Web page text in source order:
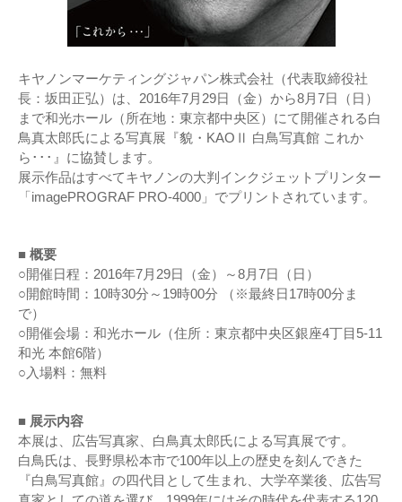
キヤノンマーケティングジャパン株式会社（代表取締役社
長：坂田正弘）は、2016年7月29日（金）から8月7日（日）
まで和光ホール（所在地：東京都中央区）にて開催される白
鳥真太郎氏による写真展『貌・KAOⅡ 白鳥写真館 これか
ら･･･』に協賛します。
展示作品はすべてキヤノンの大判インクジェットプリンター
「imagePROGRAF PRO-4000」でプリントされています。
■ 概要
○開催日程：2016年7月29日（金）～8月7日（日）
○開館時間：10時30分～19時00分 （※最終日17時00分ま
で）
○開催会場：和光ホール（住所：東京都中央区銀座4丁目5-11
和光 本館6階）
○入場料：無料
■ 展示内容
本展は、広告写真家、白鳥真太郎氏による写真展です。
白鳥氏は、長野県松本市で100年以上の歴史を刻んできた
『白鳥写真館』の四代目として生まれ、大学卒業後、広告写